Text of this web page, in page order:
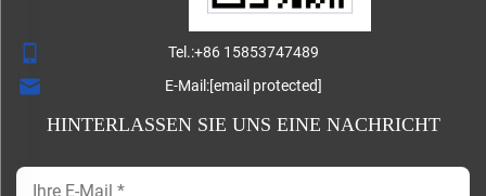
Tel.:+86 15853747489
E-Mail:[email protected]
HINTERLASSEN SIE UNS EINE NACHRICHT